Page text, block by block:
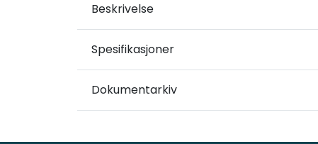
Beskrivelse
Spesifikasjoner
Dokumentarkiv